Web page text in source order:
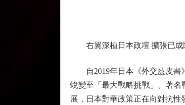
右翼深植日本政壇 擴張已成
自2019年日本《外交藍皮書》
蛻變至「最大戰略挑戰」。著
展，日本對華政策正在向對抗性